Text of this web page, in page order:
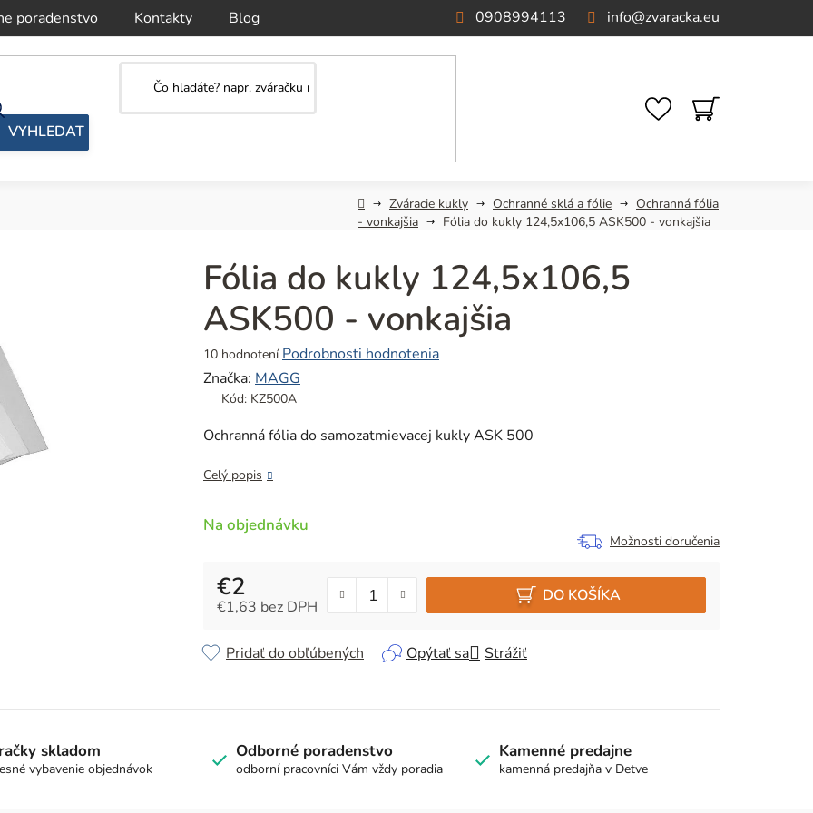
poradenstvo Kontakty Blog info@zvaracka.eu
0908994113
NÁKUPNÝ
KOŠÍK
DomovZváracie kukly Ochranné sklá a fólie
Ochranná fólia
- vonkajšia
Fólia do kukly 124,5x106,5 ASK500 - vonkajšia
Fólia do kukly 124,5x106,5
ASK500 - vonkajšia
Priemerné
hodnotenie
produktu
5,0
5
10 hodnotení Podrobnosti hodnotenia
Značka: MAGG
Kód: KZ500A
Ochranná fólia do samozatmievacej kukly ASK 500
Celý popis
Na objednávku
Možnosti doručenia
€2
€1,63 bez DPH
DO KOŠÍKA
Opýtať sa Strážiť
Pridať do obľúbených
skladom
vybavenie objednávok
Odborné poradenstvo
odborní pracovníci Vám vždy poradia
Kamenné predajne
kamenná predajňa v Detve